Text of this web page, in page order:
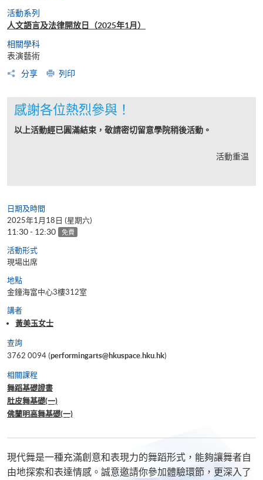
活動系列
人文語言及法律開放日（2025年1月）
相關學科
表演藝術
分享
列印
感謝各位熱烈參與！
以上活動經已圓滿結束，敬請密切留意學院稍後活動。
活動重温
日期及時間
2025年1月18日 (星期六)
11:30 - 12:30 免費
活動形式
現場出席
地點
金鐘海富中心3樓312室
講者
黃美玉女士
查詢
3762 0094 (performingarts@hkuspace.hku.hk)
相關課程
舞蹈基礎證書
肚皮舞基礎(一)
佛蘭明高舞基礎(一)
現代舞是一種充滿創意和表現力的舞蹈形式，能夠讓舞者自
由地探索和表達情感。誠意邀請你參加體驗環節，更深入了